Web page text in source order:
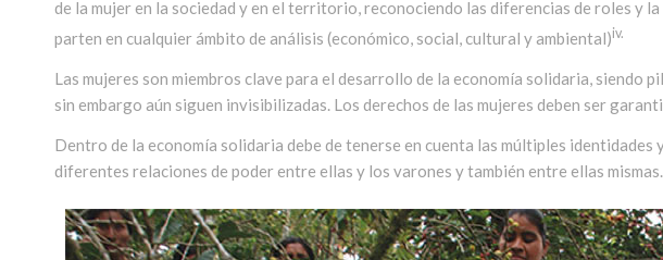
de la mujer en la sociedad y en el territorio, reconociendo las diferencias de roles y
parten en cualquier ámbito de análisis (económico, social, cultural y ambiental)iv.
Las mujeres son miembros clave para el desarrollo de la economía solidaria, siendo
sin embargo aún siguen invisibilizadas. Los derechos de las mujeres deben ser
Dentro de la economía solidaria debe de tenerse en cuenta las múltiples identidades
diferentes relaciones de poder entre ellas y los varones y también entre ellas mismas.